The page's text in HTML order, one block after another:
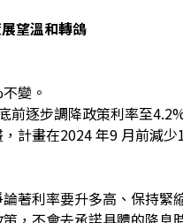
望溫和轉鴿
變。
前逐步調降政策利率至
計畫在2024 年9 月前減
著利率要升多高、保持